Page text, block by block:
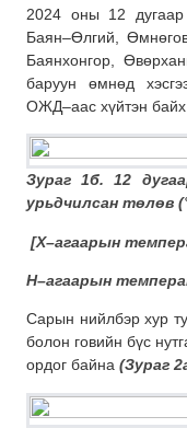
2024 оны 12
Баян–Өлгий,
Баянхонгор,
баруун өмнөд
ОЖД–аас хүйтэн байх
Зураг 1б. 12
урьдчилсан төлөв (
[Х–агаарын
Н–агаарын
Сарын нийлбэр хур
болон говийн бүс
ордог байна (Зураг